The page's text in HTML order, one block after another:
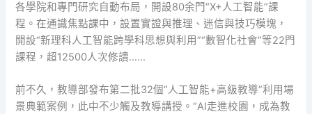
各學院和專門研究自動布局，開設80余門“X+人工智能”課
程。在通識焦點課中，設置實證與推理、迷信與技巧模塊，
開設“新理科人工智能跨學科思想與利用”“數智化社會”等22門
課程，超12500人次修讀……
前不久，教導部發布第二批32個“人工智能+高級教導”利用場
景典範案例，此中不少觸及教導講授。“AI走進校園，成為教